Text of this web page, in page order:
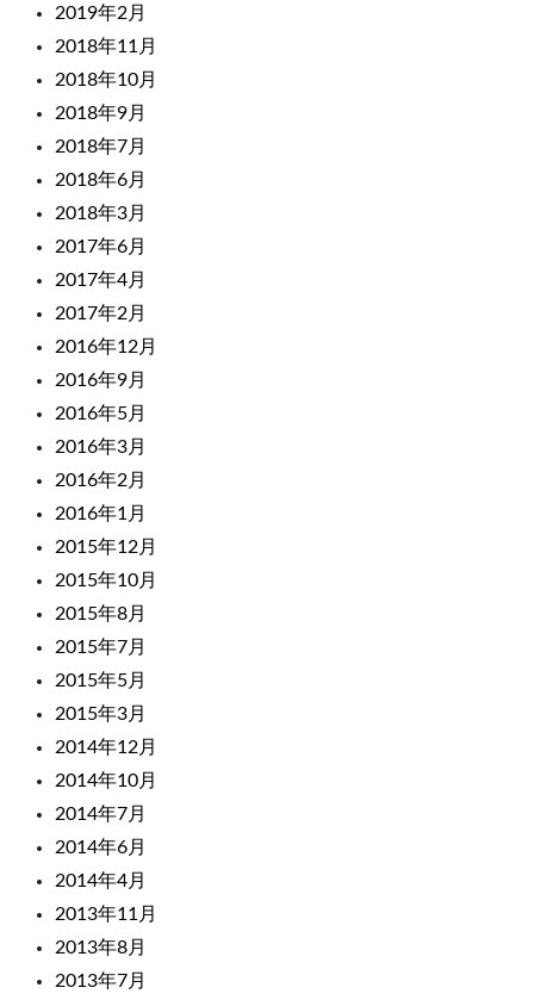
2019年2月
2018年11月
2018年10月
2018年9月
2018年7月
2018年6月
2018年3月
2017年6月
2017年4月
2017年2月
2016年12月
2016年9月
2016年5月
2016年3月
2016年2月
2016年1月
2015年12月
2015年10月
2015年8月
2015年7月
2015年5月
2015年3月
2014年12月
2014年10月
2014年7月
2014年6月
2014年4月
2013年11月
2013年8月
2013年7月